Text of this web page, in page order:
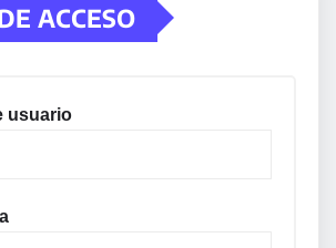
ACCESO
usuario